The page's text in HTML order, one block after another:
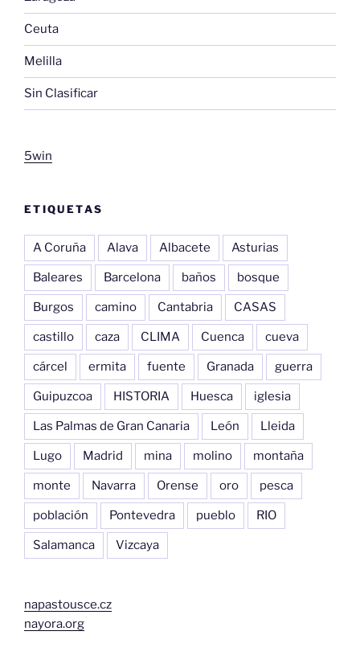
Ceuta
Melilla
Sin Clasificar
5win
ETIQUETAS
A Coruña Alava Albacete Asturias
Baleares Barcelona baños bosque
Burgos camino Cantabria CASAS
castillo caza CLIMA Cuenca cueva
cárcel ermita fuente Granada guerra
Guipuzcoa HISTORIA Huesca iglesia
Las Palmas de Gran Canaria León Lleida
Lugo Madrid mina molino montaña
monte Navarra Orense oro pesca
población Pontevedra pueblo RIO
Salamanca Vizcaya
napastousce.cz
nayora.org